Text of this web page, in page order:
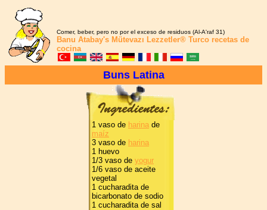
Comer, beber, pero no por el exceso de residuos (Al-A'raf 31)
Banu Atabay's Mütevazı Lezzetler® Turco recetas de
cocina
Buns Latina
1 vaso de harina de
maíz
3 vaso de harina
1 huevo
1/3 vaso de yogur
1/6 vaso de aceite
vegetal
1 cucharadita de
bicarbonato de sodio
1 cucharadita de sal